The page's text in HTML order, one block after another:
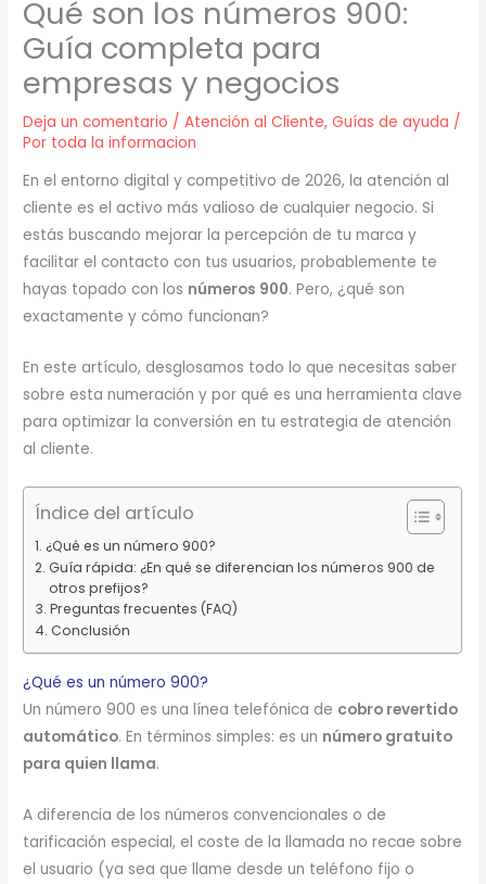
Qué son los números 900:
Guía completa para
empresas y negocios
Deja un comentario /Atención al Cliente,Guías de ayuda /
Por toda la informacion
En el entorno digital y competitivo de 2026, la atención al
cliente es el activo más valioso de cualquier negocio. Si
estás buscando mejorar la percepción de tu marca y
facilitar el contacto con tus usuarios, probablemente te
hayas topado con los números 900. Pero, ¿qué son
exactamente y cómo funcionan?
En este artículo, desglosamos todo lo que necesitas saber
sobre esta numeración y por qué es una herramienta clave
para optimizar la conversión en tu estrategia de atención
al cliente.
Índice del artículo
¿Qué es un número 900?
Guía rápida: ¿En qué se diferencian los números 900 de
otros prefijos?
Preguntas frecuentes (FAQ)
Conclusión
¿Qué es un número 900?
Un número 900 es una línea telefónica de cobro revertido
automático. En términos simples: es un número gratuito
para quien llama.
A diferencia de los números convencionales o de
tarificación especial, el coste de la llamada no recae sobre
el usuario (ya sea que llame desde un teléfono fijo o